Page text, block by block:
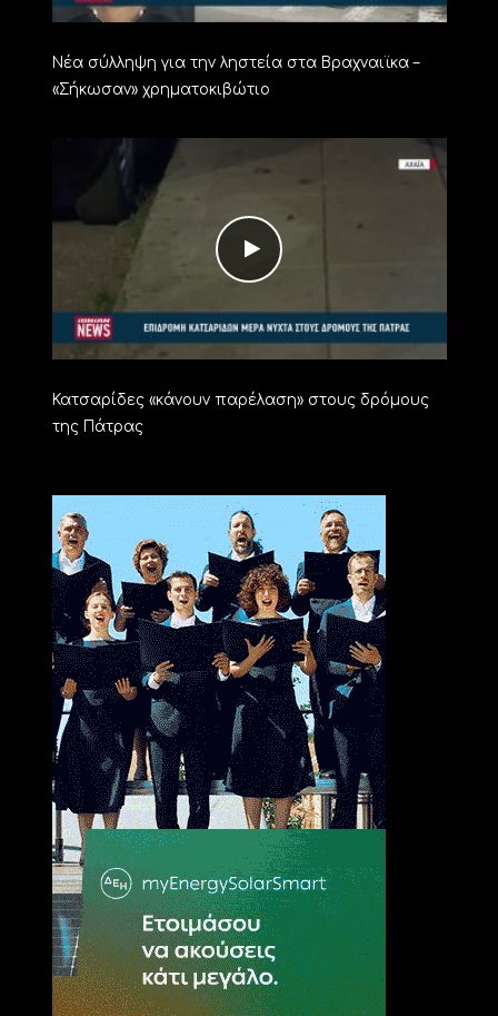
Νέα σύλληψη για την ληστεία στα Βραχναιϊκα –
«Σήκωσαν» χρηματοκιβώτιο
Κατσαρίδες «κάνουν παρέλαση» στους δρόμους
της Πάτρας